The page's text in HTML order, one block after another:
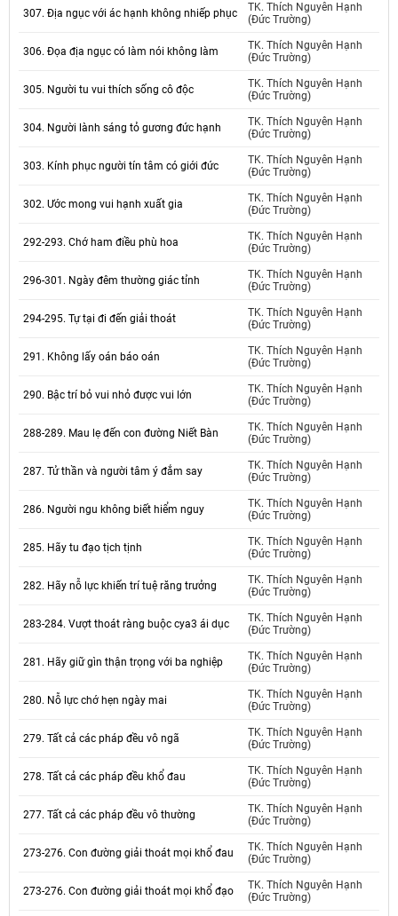
307. Địa ngục với ác hạnh không nhiếp phục
TK. Thích Nguyên Hạnh
(Đức Trường)
306. Đọa địa ngục có làm nói không làm
TK. Thích Nguyên Hạnh
(Đức Trường)
305. Người tu vui thích sống cô độc
TK. Thích Nguyên Hạnh
(Đức Trường)
304. Người lành sáng tỏ gương đức hạnh
TK. Thích Nguyên Hạnh
(Đức Trường)
303. Kính phục người tín tâm có giới đức
TK. Thích Nguyên Hạnh
(Đức Trường)
302. Ước mong vui hạnh xuất gia
TK. Thích Nguyên Hạnh
(Đức Trường)
292-293. Chớ ham điều phù hoa
TK. Thích Nguyên Hạnh
(Đức Trường)
296-301. Ngày đêm thường giác tỉnh
TK. Thích Nguyên Hạnh
(Đức Trường)
294-295. Tự tại đi đến giải thoát
TK. Thích Nguyên Hạnh
(Đức Trường)
291. Không lấy oán báo oán
TK. Thích Nguyên Hạnh
(Đức Trường)
290. Bậc trí bỏ vui nhỏ được vui lớn
TK. Thích Nguyên Hạnh
(Đức Trường)
288-289. Mau lẹ đến con đường Niết Bàn
TK. Thích Nguyên Hạnh
(Đức Trường)
287. Tử thần và người tâm ý đắm say
TK. Thích Nguyên Hạnh
(Đức Trường)
286. Người ngu không biết hiểm nguy
TK. Thích Nguyên Hạnh
(Đức Trường)
285. Hãy tu đạo tịch tịnh
TK. Thích Nguyên Hạnh
(Đức Trường)
282. Hãy nỗ lực khiến trí tuệ răng trưởng
TK. Thích Nguyên Hạnh
(Đức Trường)
283-284. Vượt thoát ràng buộc cya3 ái dục
TK. Thích Nguyên Hạnh
(Đức Trường)
281. Hãy giữ gìn thận trọng với ba nghiệp
TK. Thích Nguyên Hạnh
(Đức Trường)
280. Nỗ lực chớ hẹn ngày mai
TK. Thích Nguyên Hạnh
(Đức Trường)
279. Tất cả các pháp đều vô ngã
TK. Thích Nguyên Hạnh
(Đức Trường)
278. Tất cả các pháp đều khổ đau
TK. Thích Nguyên Hạnh
(Đức Trường)
277. Tất cả các pháp đều vô thường
TK. Thích Nguyên Hạnh
(Đức Trường)
273-276. Con đường giải thoát mọi khổ đau
TK. Thích Nguyên Hạnh
(Đức Trường)
273-276. Con đường giải thoát mọi khổ đạo
TK. Thích Nguyên Hạnh
(Đức Trường)